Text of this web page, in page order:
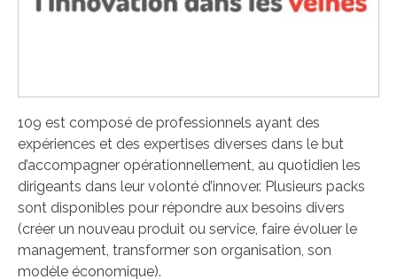
109 est composé de professionnels ayant des
expériences et des expertises diverses dans le but
d’accompagner opérationnellement, au quotidien les
dirigeants dans leur volonté d’innover. Plusieurs packs
sont disponibles pour répondre aux besoins divers
(créer un nouveau produit ou service, faire évoluer le
management, transformer son organisation, son
modèle économique).